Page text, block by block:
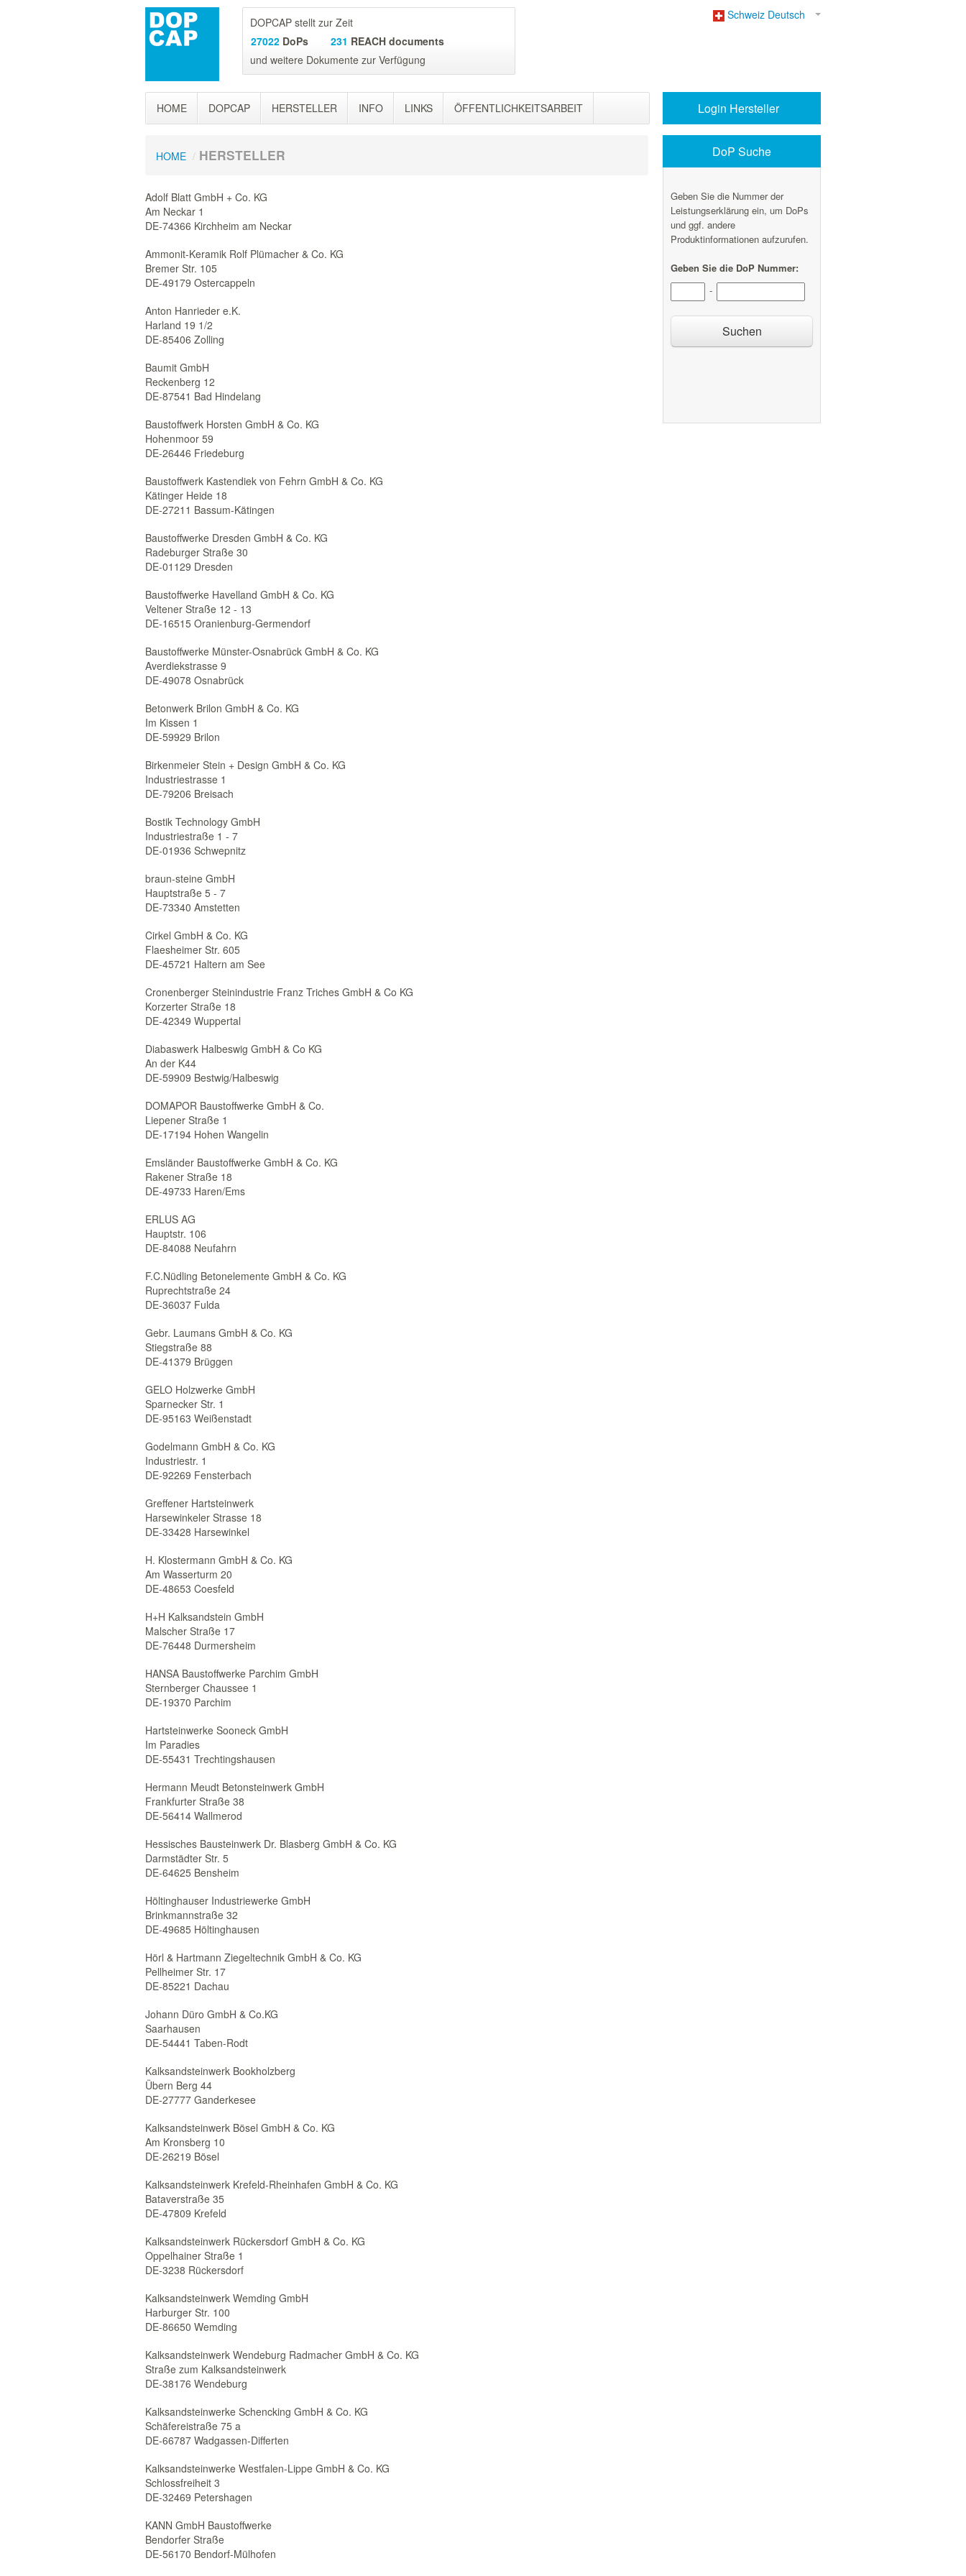
DOPCAP stellt zur Zeit
27022 DoPs 231 REACH documents
und weitere Dokumente zur Verfügung
Schweiz Deutsch
HOME DOPCAP HERSTELLER INFO LINKS ÖFFENTLICHKEITSARBEIT Login Hersteller
HOME / HERSTELLER
Adolf Blatt GmbH + Co. KG
Am Neckar 1
DE-74366 Kirchheim am Neckar
Ammonit-Keramik Rolf Plümacher & Co. KG
Bremer Str. 105
DE-49179 Ostercappeln
Anton Hanrieder e.K.
Harland 19 1/2
DE-85406 Zolling
Baumit GmbH
Reckenberg 12
DE-87541 Bad Hindelang
Baustoffwerk Horsten GmbH & Co. KG
Hohenmoor 59
DE-26446 Friedeburg
Baustoffwerk Kastendiek von Fehrn GmbH & Co. KG
Kätinger Heide 18
DE-27211 Bassum-Kätingen
Baustoffwerke Dresden GmbH & Co. KG
Radeburger Straße 30
DE-01129 Dresden
Baustoffwerke Havelland GmbH & Co. KG
Veltener Straße 12 - 13
DE-16515 Oranienburg-Germendorf
Baustoffwerke Münster-Osnabrück GmbH & Co. KG
Averdiekstrasse 9
DE-49078 Osnabrück
Betonwerk Brilon GmbH & Co. KG
Im Kissen 1
DE-59929 Brilon
Birkenmeier Stein + Design GmbH & Co. KG
Industriestrasse 1
DE-79206 Breisach
Bostik Technology GmbH
Industriestraße 1 - 7
DE-01936 Schwepnitz
braun-steine GmbH
Hauptstraße 5 - 7
DE-73340 Amstetten
Cirkel GmbH & Co. KG
Flaesheimer Str. 605
DE-45721 Haltern am See
Cronenberger Steinindustrie Franz Triches GmbH & Co KG
Korzerter Straße 18
DE-42349 Wuppertal
Diabaswerk Halbeswig GmbH & Co KG
An der K44
DE-59909 Bestwig/Halbeswig
DOMAPOR Baustoffwerke GmbH & Co.
Liepener Straße 1
DE-17194 Hohen Wangelin
Emsländer Baustoffwerke GmbH & Co. KG
Rakener Straße 18
DE-49733 Haren/Ems
ERLUS AG
Hauptstr. 106
DE-84088 Neufahrn
F.C.Nüdling Betonelemente GmbH & Co. KG
Ruprechtstraße 24
DE-36037 Fulda
Gebr. Laumans GmbH & Co. KG
Stiegstraße 88
DE-41379 Brüggen
GELO Holzwerke GmbH
Sparnecker Str. 1
DE-95163 Weißenstadt
Godelmann GmbH & Co. KG
Industriestr. 1
DE-92269 Fensterbach
Greffener Hartsteinwerk
Harsewinkeler Strasse 18
DE-33428 Harsewinkel
H. Klostermann GmbH & Co. KG
Am Wasserturm 20
DE-48653 Coesfeld
H+H Kalksandstein GmbH
Malscher Straße 17
DE-76448 Durmersheim
HANSA Baustoffwerke Parchim GmbH
Sternberger Chaussee 1
DE-19370 Parchim
Hartsteinwerke Sooneck GmbH
Im Paradies
DE-55431 Trechtingshausen
Hermann Meudt Betonsteinwerk GmbH
Frankfurter Straße 38
DE-56414 Wallmerod
Hessisches Bausteinwerk Dr. Blasberg GmbH & Co. KG
Darmstädter Str. 5
DE-64625 Bensheim
Höltinghauser Industriewerke GmbH
Brinkmannstraße 32
DE-49685 Höltinghausen
Hörl & Hartmann Ziegeltechnik GmbH & Co. KG
Pellheimer Str. 17
DE-85221 Dachau
Johann Düro GmbH & Co.KG
Saarhausen
DE-54441 Taben-Rodt
Kalksandsteinwerk Bookholzberg
Übern Berg 44
DE-27777 Ganderkesee
Kalksandsteinwerk Bösel GmbH & Co. KG
Am Kronsberg 10
DE-26219 Bösel
Kalksandsteinwerk Krefeld-Rheinhafen GmbH & Co. KG
Bataverstraße 35
DE-47809 Krefeld
Kalksandsteinwerk Rückersdorf GmbH & Co. KG
Oppelhainer Straße 1
DE-3238 Rückersdorf
Kalksandsteinwerk Wemding GmbH
Harburger Str. 100
DE-86650 Wemding
Kalksandsteinwerk Wendeburg Radmacher GmbH & Co. KG
Straße zum Kalksandsteinwerk
DE-38176 Wendeburg
Kalksandsteinwerke Schencking GmbH & Co. KG
Schäfereistraße 75 a
DE-66787 Wadgassen-Differten
Kalksandsteinwerke Westfalen-Lippe GmbH & Co. KG
Schlossfreiheit 3
DE-32469 Petershagen
KANN GmbH Baustoffwerke
Bendorfer Straße
DE-56170 Bendorf-Mülhofen
DoP Suche
Geben Sie die Nummer der
Leistungserklärung ein, um DoPs
und ggf. andere
Produktinformationen aufzurufen.
Geben Sie die DoP Nummer:
-
Suchen